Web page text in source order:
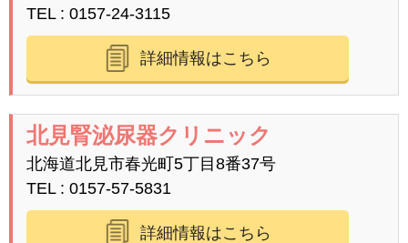
TEL
0157-24-3115
詳細情報はこちら
北見腎泌尿器クリニック
北海道北見市春光町5丁目8番37号
TEL
0157-57-5831
詳細情報はこちら